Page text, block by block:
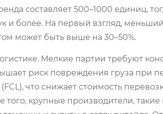
составляет 500–1000 единиц,
более. На первый взгляд, меньший
может быть выше на 30–50%.
Мелкие партии требуют
риск повреждения груза при
что снижает стоимость
того, крупные производители,